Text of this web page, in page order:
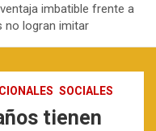
imbatible frente a
no logran imitar
SOCIALES
tienen